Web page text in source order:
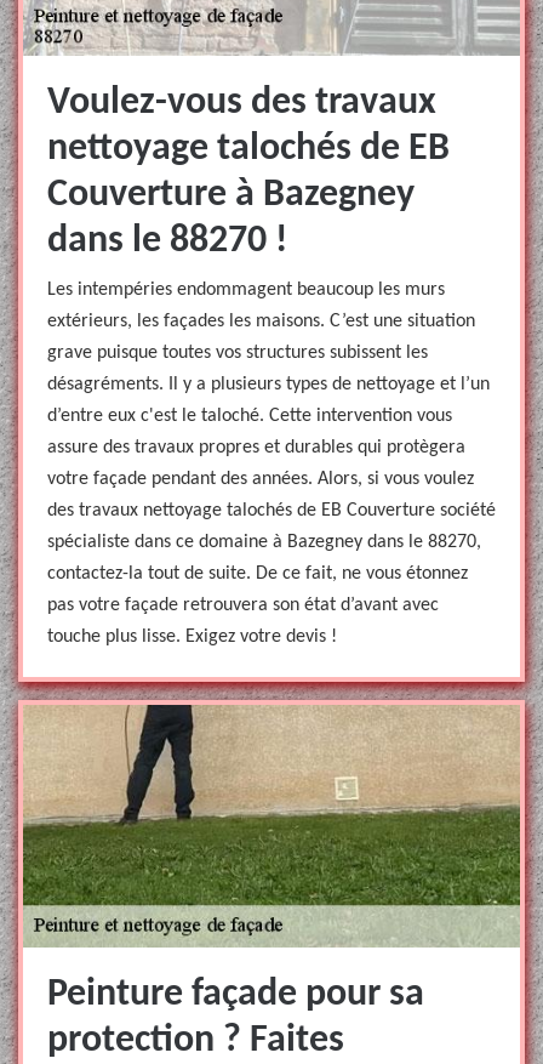
Voulez-vous des travaux
nettoyage talochés de EB
Couverture à Bazegney
dans le 88270 !
Les intempéries endommagent beaucoup les murs
extérieurs, les façades les maisons. C’est une situation
grave puisque toutes vos structures subissent les
désagréments. Il y a plusieurs types de nettoyage et l’un
d’entre eux c'est le taloché. Cette intervention vous
assure des travaux propres et durables qui protègera
votre façade pendant des années. Alors, si vous voulez
des travaux nettoyage talochés de EB Couverture société
spécialiste dans ce domaine à Bazegney dans le 88270,
contactez-la tout de suite. De ce fait, ne vous étonnez
pas votre façade retrouvera son état d’avant avec
touche plus lisse. Exigez votre devis !
Peinture façade pour sa
protection ? Faites